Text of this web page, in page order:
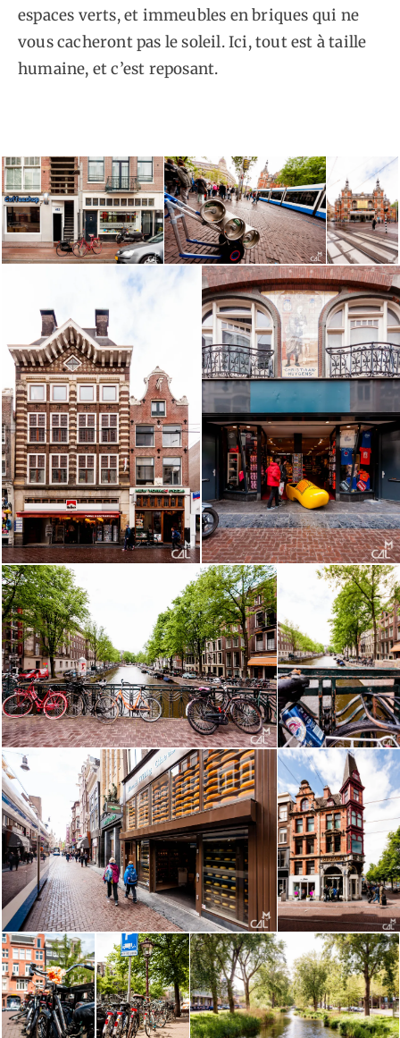
espaces verts, et immeubles en briques qui ne
vous cacheront pas le soleil. Ici, tout est à taille
humaine, et c’est reposant.